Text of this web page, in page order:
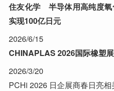
住友化学 半导体用高纯度
实现100亿日元
2026/6/15
CHINAPLAS 2026国际橡塑
2026/3/20
PCHi 2026 日企展商春日亮相